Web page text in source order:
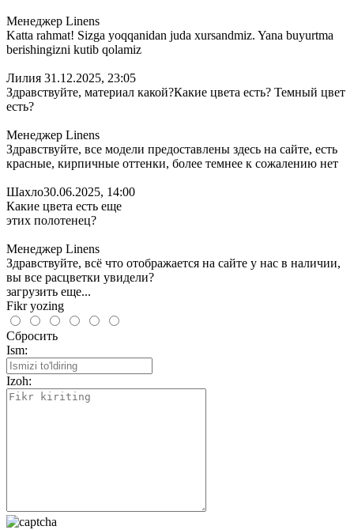
Менеджер Linens
Katta rahmat! Sizga yoqqanidan juda xursandmiz. Yana buyurtma
berishingizni kutib qolamiz
Лилия 31.12.2025, 23:05
Здравствуйте, материал какой?Какие цвета есть? Темный цвет
есть?
Менеджер Linens
Здравствуйте, все модели предоставлены здесь на сайте, есть
красные, кирпичные оттенки, более темнее к сожалению нет
Шахло30.06.2025, 14:00
Какие цвета есть еще
этих полотенец?
Менеджер Linens
Здравствуйте, всё что отображается на сайте у нас в наличии,
вы все расцветки увидели?
загрузить еще...
Fikr yozing
Сбросить
Ism:
Izoh: